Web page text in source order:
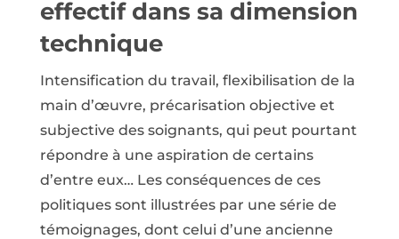
effectif dans sa dimension
technique
Intensification du travail, flexibilisation de la
main d’œuvre, précarisation objective et
subjective des soignants, qui peut pourtant
répondre à une aspiration de certains
d’entre eux… Les conséquences de ces
politiques sont illustrées par une série de
témoignages, dont celui d’une ancienne